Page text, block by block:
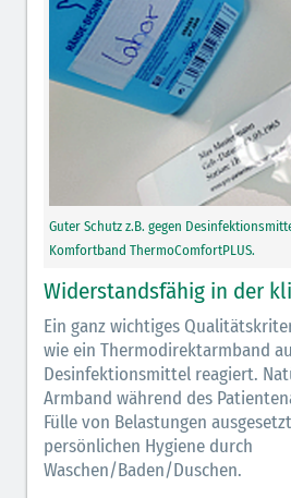
Guter Schutz z.B. gegen
Komfortband ThermoComfortPLUS.
Widerstandsfähig in der
Ein ganz wichtiges
wie ein Thermodirektarmband
Desinfektionsmittel reagiert.
Armband während des
Fülle von Belastungen
persönlichen Hygiene durch
Waschen/Baden/Duschen.